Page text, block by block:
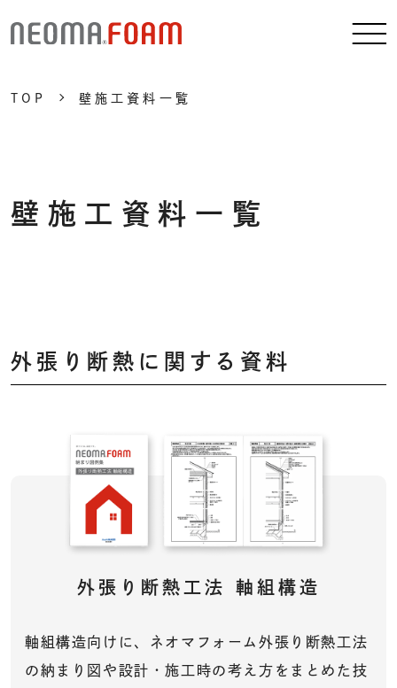
TOP 壁施工資料一覧
壁施工資料一覧
外張り断熱に関する資料
外張り断熱工法 軸組構造
軸組構造向けに、ネオマフォーム外張り断熱工法
の納まり図や設計・施工時の考え方をまとめた技